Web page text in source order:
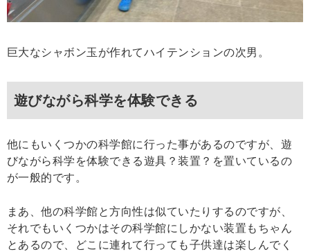
巨大なシャボン玉が作れてハイテンションの次男。
遊びながら科学を体験できる
他にもいくつかの科学館に行った事があるのですが、遊
びながら科学を体験できる遊具？装置？を置いているの
が一般的です。
まあ、他の科学館と方向性は似ていたりするのですが、
それでもいくつかはその科学館にしかない装置もちゃん
とあるので、どこに連れて行っても子供達は楽しんでく